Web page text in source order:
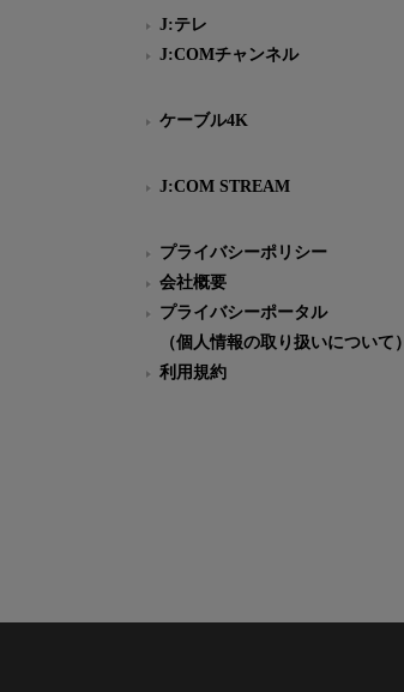
J:テレ
J:COMチャンネル
ケーブル4K
J:COM STREAM
プライバシーポリシー
会社概要
プライバシーポータル
（個人情報の取り扱いについて）
利用規約